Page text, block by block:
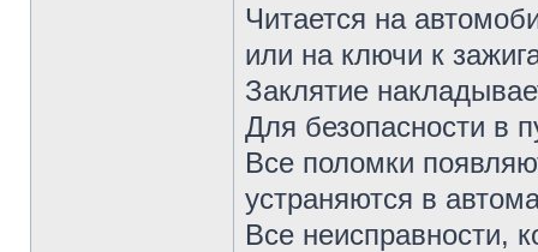
Читается на
или на ключи к
Заклятие
Для безопасности в
Все поломки
устраняются в
Все неисправности,